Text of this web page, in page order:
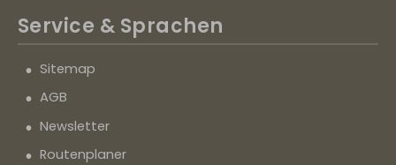
Service & Sprachen
Sitemap
AGB
Newsletter
Routenplaner